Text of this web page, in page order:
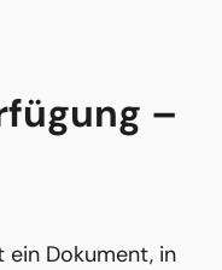
–
ein Dokument, in